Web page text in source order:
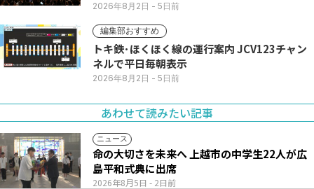
2026年8月2日 - 5日前
編集部おすすめ
トキ鉄･ほくほく線の運行案内 JCV123チャン
ネルで平日毎朝表示
2026年8月2日 - 5日前
あわせて読みたい記事
ニュース
2026年8月5日 - 2日前
命の大切さを未来へ 上越市の中学生22人が広
島平和式典に出席